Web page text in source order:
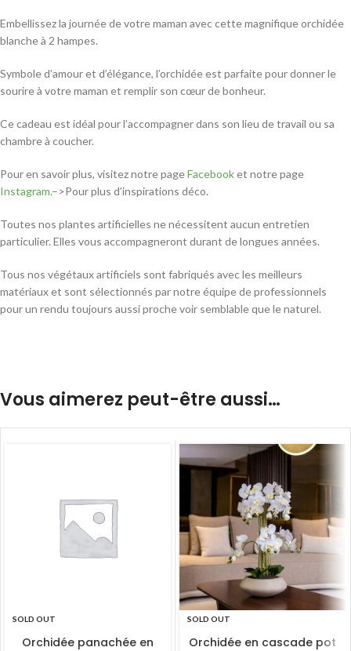
Embellissez la journée de votre maman avec cette magnifique orchidée
blanche à 2 hampes.
Symbole d’amour et d’élégance, l’orchidée est parfaite pour donner le
sourire à votre maman et remplir son cœur de bonheur.
Ce cadeau est idéal pour l’accompagner dans son lieu de travail ou sa
chambre à coucher.
Pour en savoir plus, visitez notre pageFacebooket notre page
Instagram.–>Pour plus d’inspirations déco.
Toutes nos plantes artificielles ne nécessitent aucun entretien
particulier. Elles vous accompagneront durant de longues années.
Tous nos végétaux artificiels sont fabriqués avec les meilleurs
matériaux et sont sélectionnés par notre équipe de professionnels
pour un rendu toujours aussi proche voir semblable que le naturel.
Vous aimerez peut-être aussi…
SOLD OUT
Orchidée panachée en
SOLD OUT
Orchidée en cascade pot